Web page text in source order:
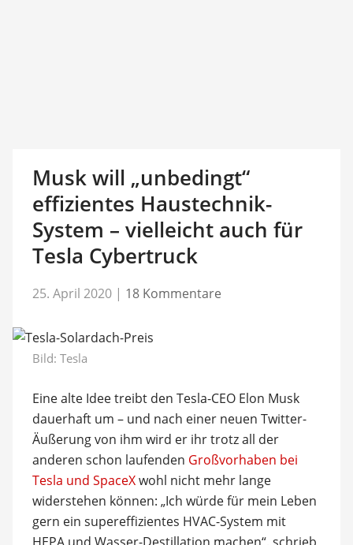
Musk will „unbedingt“
effizientes Haustechnik-
System – vielleicht auch für
Tesla Cybertruck
25. April 2020 | 18 Kommentare
Bild: Tesla
Eine alte Idee treibt den Tesla-CEO Elon Musk
dauerhaft um – und nach einer neuen Twitter-
Äußerung von ihm wird er ihr trotz all der
anderen schon laufenden Großvorhaben bei
Tesla und SpaceXwohl nicht mehr lange
widerstehen können: „Ich würde für mein Leben
gern ein supereffizientes HVAC-System mit
HEPA und Wasser-Destillation machen“, schrieb